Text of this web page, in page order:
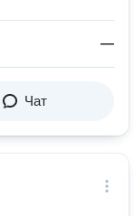
—
Чат